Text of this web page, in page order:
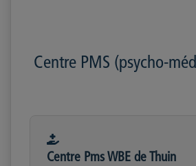
Centre PMS (psycho-
Centre Pms WBE de Thuin